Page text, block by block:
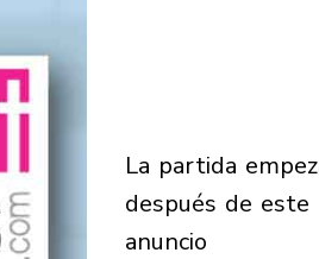
la partida empezará
después de este
anuncio